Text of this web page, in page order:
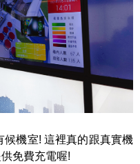
機室! 這裡真的跟真實機
免費充電喔!